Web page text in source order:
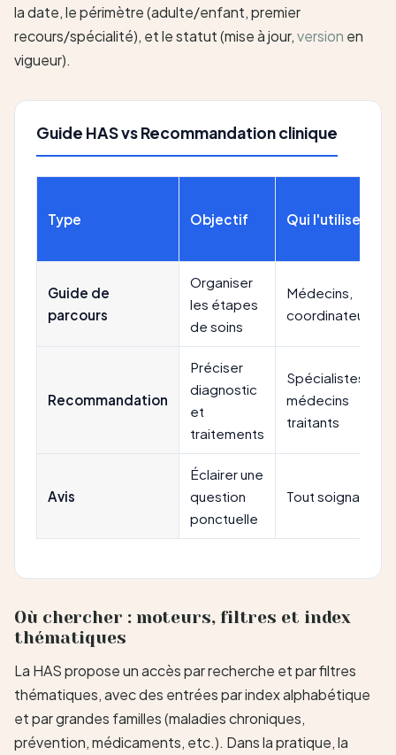
la date, le périmètre (adulte/enfant, premier
recours/spécialité), et le statut (mise à jour,version en
vigueur).
Guide HAS vs Recommandation clinique
Type Objectif Qui l'utilise
Guide de
parcours
Organiser
les étapes
de soins
Médecins,
coordinateurs
Recommandation
Préciser
diagnostic
et
traitements
Spécialistes,
médecins
traitants
Avis
Éclairer une
question
ponctuelle
Tout soignant
Où chercher : moteurs, filtres et index
thématiques
La HAS propose un accès par recherche et par filtres
thématiques, avec des entrées par index alphabétique
et par grandes familles (maladies chroniques,
prévention, médicaments, etc.). Dans la pratique, la